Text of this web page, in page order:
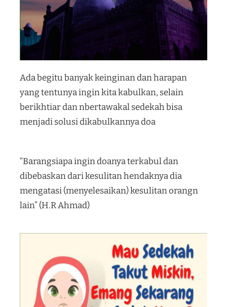
Ada begitu banyak keinginan dan harapan
yang tentunya ingin kita kabulkan, selain
berikhtiar dan nbertawakal sedekah bisa
menjadi solusi dikabulkannya doa
“Barangsiapa ingin doanya terkabul dan
dibebaskan dari kesulitan hendaknya dia
mengatasi (menyelesaikan) kesulitan orangn
lain” (H.R Ahmad)